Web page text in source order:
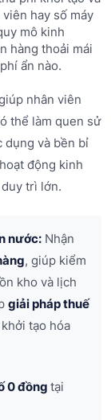
hay số máy
mô kinh
hàng thoải mái
ẩn nào.
nhân viên
thể làm quen sử
dụng và bền bỉ
động kinh
trì lớn.
nước: Nhận
, giúp kiểm
kho và lịch
giải pháp thuế
tạo hóa
0 đồng tại